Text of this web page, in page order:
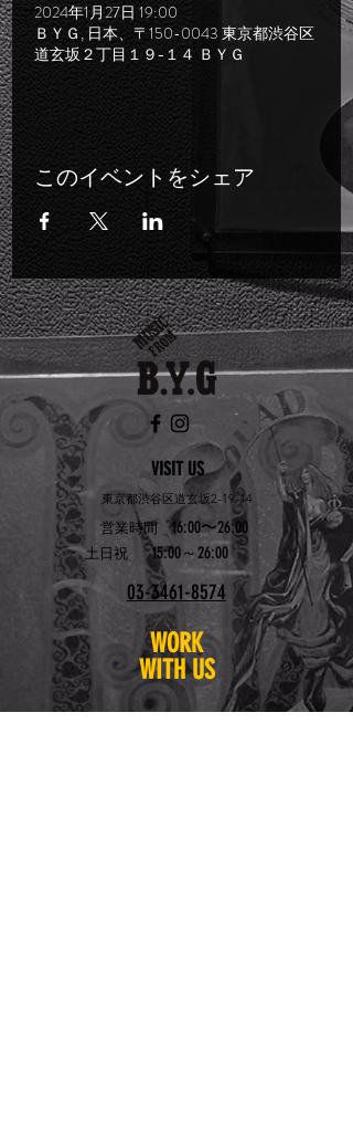
2024年1月27日 19:00
ＢＹＧ, 日本、〒150-0043 東京都渋谷区
道玄坂２丁目１９−１４ ＢＹＧ
このイベントをシェア
VISIT US
東京都渋谷区道玄坂2-19-14
営業時間16:00〜26:00
土日祝15:00～26:00
03-3461-8574
WORK
WITH US